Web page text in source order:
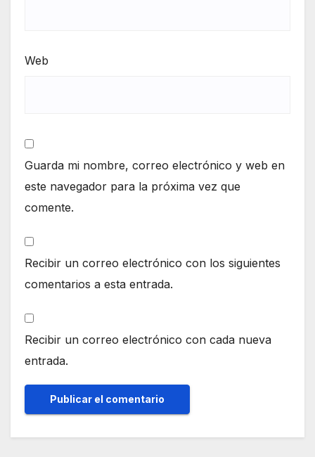
Web
Guarda mi nombre, correo electrónico y web en
este navegador para la próxima vez que
comente.
Recibir un correo electrónico con los siguientes
comentarios a esta entrada.
Recibir un correo electrónico con cada nueva
entrada.